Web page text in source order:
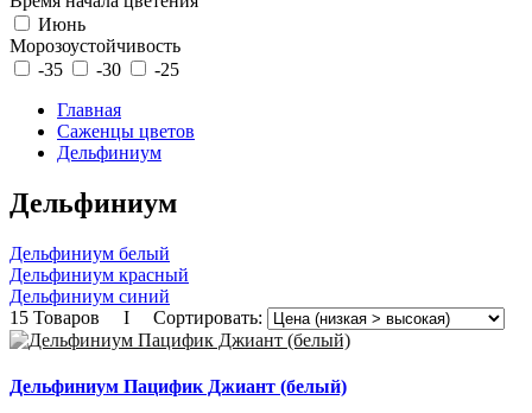
Июнь
Морозоустойчивость
-35
-30
-25
Главная
Саженцы цветов
Дельфиниум
Дельфиниум
Дельфиниум белый
Дельфиниум красный
Дельфиниум синий
15 Товаров I Сортировать:
Дельфиниум Пацифик Джиант (белый)